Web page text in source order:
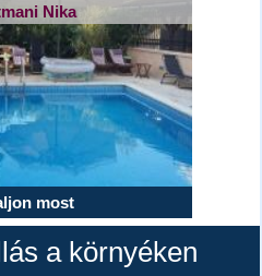
Nika
most
a környéken